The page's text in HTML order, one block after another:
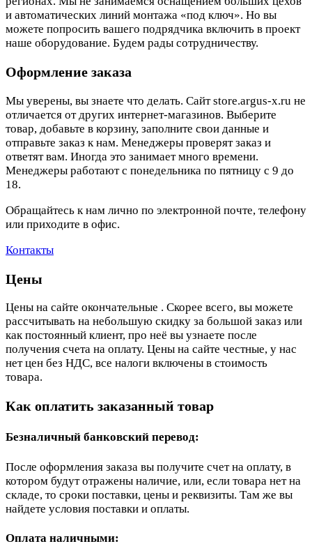
и автоматических линий монтажа «под ключ». Но вы
можете попросить вашего подрядчика включить в проект
наше оборудование. Будем рады сотрудничеству.
Оформление заказа
Мы уверены, вы знаете что делать. Сайт store.argus-x.ru не
отличается от других интернет-магазинов. Выберите
товар, добавьте в корзину, заполните свои данные и
отправьте заказ к нам. Менеджеры проверят заказ и
ответят вам. Иногда это занимает много времени.
Менеджеры работают с понедельника по пятницу с 9 до
18.
Обращайтесь к нам лично по электронной почте, телефону
или приходите в офис.
Контакты
Цены
Цены на сайте окончательные . Скорее всего, вы можете
рассчитывать на небольшую скидку за большой заказ или
как постоянный клиент, про неё вы узнаете после
получения счета на оплату. Цены на сайте честные, у нас
нет цен без НДС, все налоги включены в стоимость
товара.
Как оплатить заказанный товар
Безналичный банковский перевод:
После оформления заказа вы получите счет на оплату, в
котором будут отражены наличие, или, если товара нет на
складе, то сроки поставки, цены и реквизиты. Там же вы
найдете условия поставки и оплаты.
Оплата наличными: